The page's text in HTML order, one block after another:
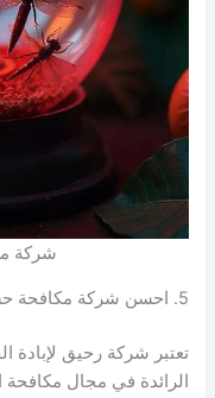
شركة
5. احسن شركة مكافحة حشرات في هليوبليس
تعتبر شركة رحيق
الرائدة في مجال